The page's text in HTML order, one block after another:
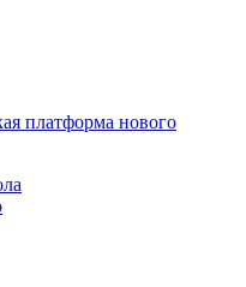
платформа нового